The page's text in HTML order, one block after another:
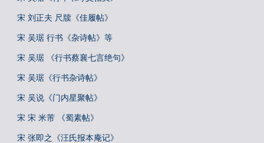
宋 刘正夫 尺牍《佳履帖》
宋 吴琚 行书《杂诗帖》等
宋 吴琚 《行书蔡襄七言绝句》
宋 吴琚《行书杂诗帖》
宋 吴说《门内星聚帖》
宋 宋 米芾 《蜀素帖》
宋 张即之《汪氏报本庵记》